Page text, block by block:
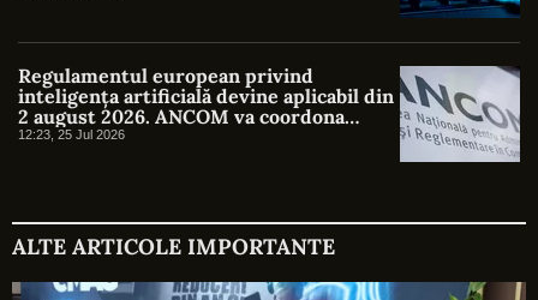
Regulamentul european privind
inteligența artificială devine aplicabil din
2 august 2026. ANCOM va coordona
supravegherea în România
12:23, 25 Jul 2026
ALTE ARTICOLE IMPORTANTE